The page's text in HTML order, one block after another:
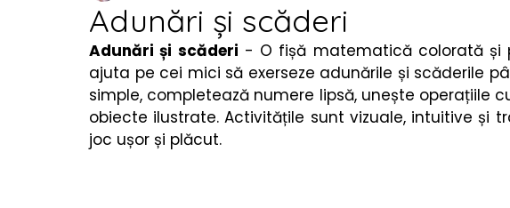
Cărți copii Poezii & povești Termeni utilizare Fizica
Adunări și scăderi
Adunări și scăderi - O fișă matematică colorată și
ajuta pe cei mici să exerseze adunările și scăderile
simple, completează numere lipsă, unește operațiile
obiecte ilustrate. Activitățile sunt vizuale, intuitive și
joc ușor și plăcut.